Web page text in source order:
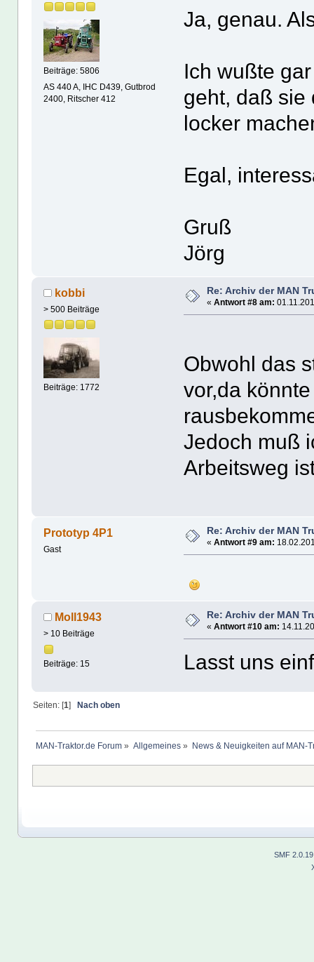
Beiträge: 5806
AS 440 A, IHC D439, Gutbrod
2400, Ritscher 412
Ja, genau.
Ich wußte
geht, daß sie
locker
Egal,
Gruß
Jörg
kobbi
> 500 Beiträge
Beiträge: 1772
Re: Archiv der MAN
« Antwort #8 am:
Obwohl das
vor,da
Jedoch muß
Arbeitsweg
Prototyp 4P1
Gast
Re: Archiv der MAN
« Antwort #9 am:
Moll1943
> 10 Beiträge
Beiträge: 15
Re: Archiv der MAN
« Antwort #10 am:
Lasst uns
Seiten: [1] Nach oben
MAN-Traktor.de Forum » Allgemeines » News & Neuigkeiten auf MAN-
SMF 2.0.19